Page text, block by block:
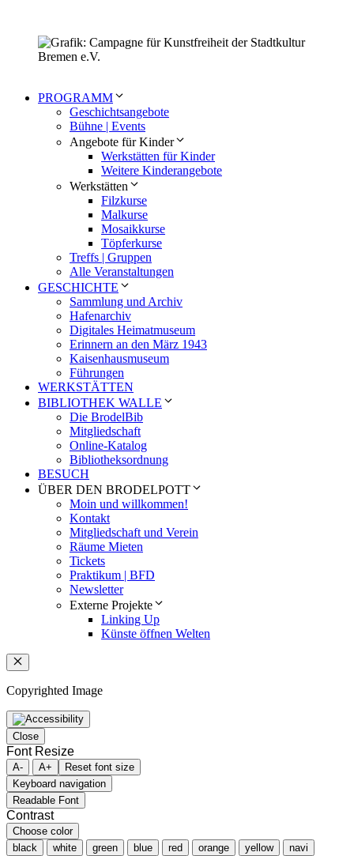
PROGRAMM
Geschichtsangebote
Bühne | Events
Angebote für Kinder
Werkstätten für Kinder
Weitere Kinderangebote
Werkstätten
Filzkurse
Malkurse
Mosaikkurse
Töpferkurse
Treffs | Gruppen
Alle Veranstaltungen
GESCHICHTE
Sammlung und Archiv
Hafenarchiv
Digitales Heimatmuseum
Erinnern an den März 1943
Kaisenhausmuseum
Führungen
WERKSTÄTTEN
BIBLIOTHEK WALLE
Die BrodelBib
Mitgliedschaft
Online-Katalog
Bibliotheksordnung
BESUCH
ÜBER DEN BRODELPOTT
Moin und willkommen!
Kontakt
Mitgliedschaft und Verein
Räume Mieten
Tickets
Praktikum | BFD
Newsletter
Externe Projekte
Linking Up
Künste öffnen Welten
Schließen
Copyrighted Image
Close
Font Resize
A- A+
Reset font size
Keyboard navigation
Readable Font
Contrast
Choose color
black
white green blue red orange yellow navi